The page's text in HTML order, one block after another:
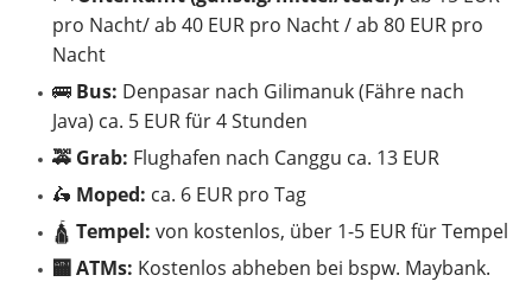
pro Nacht/ ab 40 EUR pro Nacht / ab 80 EUR pro
Nacht
🚌 Bus: Denpasar nach Gilimanuk (Fähre nach
Java) ca. 5 EUR für 4 Stunden
🚕 Grab: Flughafen nach Canggu ca. 13 EUR
🛵 Moped: ca. 6 EUR pro Tag
🛕 Tempel: von kostenlos, über 1-5 EUR für Tempel
🏧 ATMs: Kostenlos abheben bei bspw. Maybank.